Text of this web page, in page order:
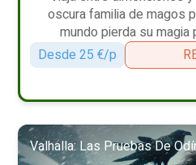
oscura familia de magos
mundo pierda su magia
Desde 25 €/p
Valhalla: Las Pruebas De